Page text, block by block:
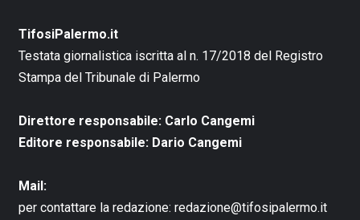
TifosiPalermo.it
Testata giornalistica iscritta al n. 17/2018 del Registro
Stampa del Tribunale di Palermo
Direttore responsabile: Carlo Cangemi
Editore responsabile: Dario Cangemi
Mail:
per contattare la redazione: redazione@tifosipalermo.it